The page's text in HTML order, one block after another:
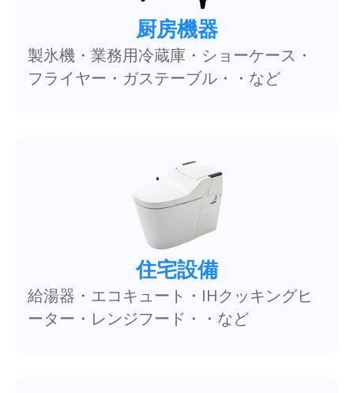
厨房機器
製氷機・業務用冷蔵庫・ショーケース・
フライヤー・ガステーブル・・など
住宅設備
給湯器・エコキュート・IHクッキングヒ
ーター・レンジフード・・など